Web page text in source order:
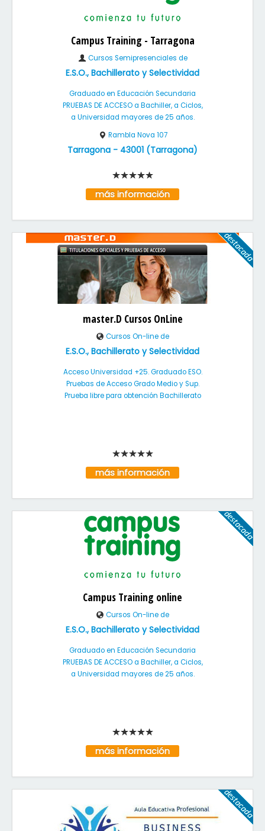
Campus Training - Tarragona
Cursos Semipresenciales de
E.S.O., Bachillerato y Selectividad
Graduado en Educación Secundaria
PRUEBAS DE ACCESO a Bachiller, a Ciclos,
a Universidad mayores de 25 años.
Rambla Nova 107
Tarragona - 43001 (Tarragona)
más información
master.D Cursos OnLine
Cursos On-line de
E.S.O., Bachillerato y Selectividad
Acceso Universidad +25. Graduado ESO.
Pruebas de Acceso Grado Medio y Sup.
Prueba libre para obtención Bachillerato
más información
Campus Training online
Cursos On-line de
E.S.O., Bachillerato y Selectividad
Graduado en Educación Secundaria
PRUEBAS DE ACCESO a Bachiller, a Ciclos,
a Universidad mayores de 25 años.
más información